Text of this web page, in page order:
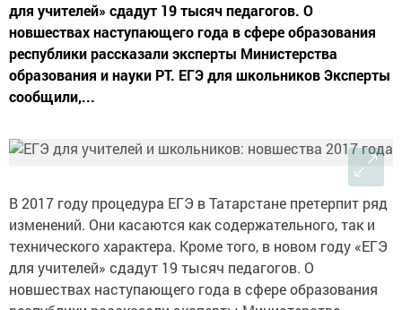
для учителей» сдадут 19 тысяч педагогов. О
новшествах наступающего года в сфере образования
республики рассказали эксперты Министерства
образования и науки РТ. ЕГЭ для школьников Эксперты
сообщили,...
В 2017 году процедура ЕГЭ в Татарстане претерпит ряд
изменений. Они касаются как содержательного, так и
технического характера. Кроме того, в новом году «ЕГЭ
для учителей» сдадут 19 тысяч педагогов. О
новшествах наступающего года в сфере образования